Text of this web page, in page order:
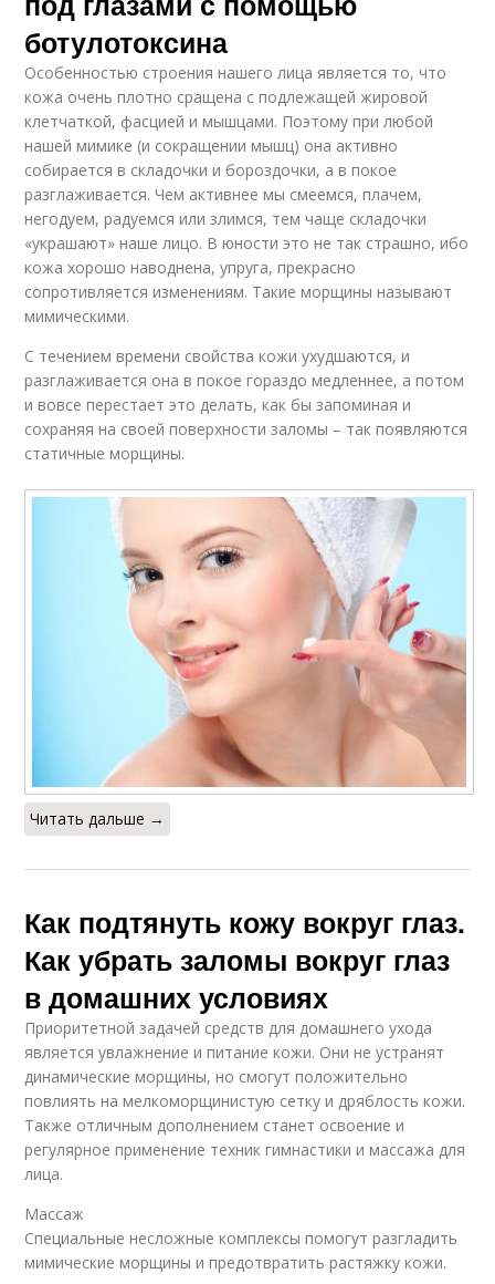
ботулотоксина
Особенностью строения нашего лица является то, что
кожа очень плотно сращена с подлежащей жировой
клетчаткой, фасцией и мышцами. Поэтому при любой
нашей мимике (и сокращении мышц) она активно
собирается в складочки и бороздочки, а в покое
разглаживается. Чем активнее мы смеемся, плачем,
негодуем, радуемся или злимся, тем чаще складочки
«украшают» наше лицо. В юности это не так страшно, ибо
кожа хорошо наводнена, упруга, прекрасно
сопротивляется изменениям. Такие морщины называют
мимическими.
С течением времени свойства кожи ухудшаются, и
разглаживается она в покое гораздо медленнее, а потом
и вовсе перестает это делать, как бы запоминая и
сохраняя на своей поверхности заломы – так появляются
статичные морщины.
Читать дальше →
Как подтянуть кожу вокруг глаз.
Как убрать заломы вокруг глаз
в домашних условиях
Приоритетной задачей средств для домашнего ухода
является увлажнение и питание кожи. Они не устранят
динамические морщины, но смогут положительно
повлиять на мелкоморщинистую сетку и дряблость кожи.
Также отличным дополнением станет освоение и
регулярное применение техник гимнастики и массажа для
лица.
Массаж
Специальные несложные комплексы помогут разгладить
мимические морщины и предотвратить растяжку кожи.